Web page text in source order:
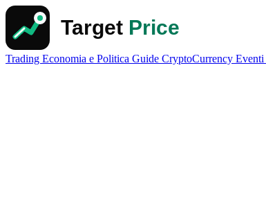
Trading Economia e Politica Guide CryptoCurrency Eventi